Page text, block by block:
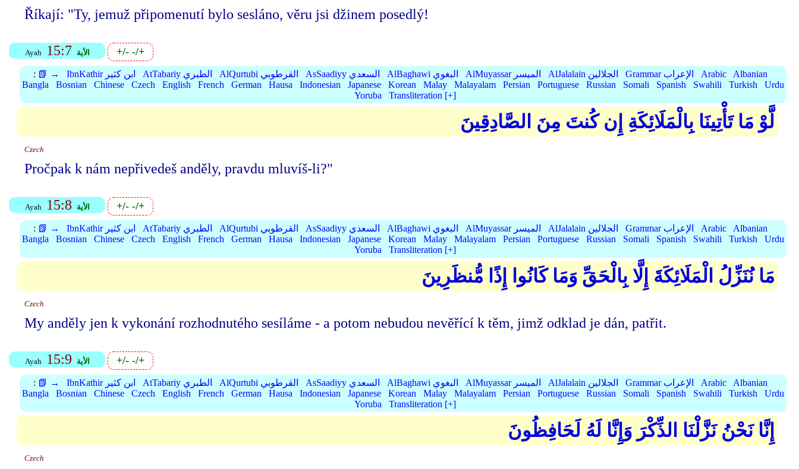
Říkají: "Ty, jemuž připomenutí bylo sesláno, věru jsi džinem posedlý!
Ayah 15:7 الأية +/--/+
: 📗 → IbnKathir ابن كثير AtTabariy الطبري AlQurtubi القرطوبي AsSaadiyy السعدي AlBaghawi البغوي AlMuyassar الميسر AlJalalain الجلالين Grammar الإعراب Arabic
Albanian
Bangla
Bosnian Chinese Czech English French German Hausa Indonesian Japanese Korean Malay Malayalam Persian Portuguese Russian Somali Spanish Swahili Turkish
Urdu
Yoruba
Transliteration [+]
لَّوْ مَا تَأْتِينَا بِالْمَلَائِكَةِ إِن كُنتَ مِنَ الصَّادِقِينَ
Czech
Pročpak k nám nepřivedeš anděly, pravdu mluvíš-li?"
Ayah 15:8 الأية +/--/+
: 📗 → IbnKathir ابن كثير AtTabariy الطبري AlQurtubi القرطوبي AsSaadiyy السعدي AlBaghawi البغوي AlMuyassar الميسر AlJalalain الجلالين Grammar الإعراب Arabic
Albanian
Bangla
Bosnian Chinese Czech English French German Hausa Indonesian Japanese Korean Malay Malayalam Persian Portuguese Russian Somali Spanish Swahili Turkish
Urdu
Yoruba
Transliteration [+]
مَا نُنَزِّلُ الْمَلَائِكَةَ إِلَّا بِالْحَقِّ وَمَا كَانُوا إِذًا مُّنظَرِينَ
Czech
My anděly jen k vykonání rozhodnutého sesíláme - a potom nebudou nevěřící k těm, jimž odklad je dán, patřit.
Ayah 15:9 الأية +/--/+
: 📗 → IbnKathir ابن كثير AtTabariy الطبري AlQurtubi القرطوبي AsSaadiyy السعدي AlBaghawi البغوي AlMuyassar الميسر AlJalalain الجلالين Grammar الإعراب Arabic
Albanian
Bangla
Bosnian Chinese Czech English French German Hausa Indonesian Japanese Korean Malay Malayalam Persian Portuguese Russian Somali Spanish Swahili Turkish
Urdu
Yoruba
Transliteration [+]
إِنَّا نَحْنُ نَزَّلْنَا الذِّكْرَ وَإِنَّا لَهُ لَحَافِظُونَ
Czech